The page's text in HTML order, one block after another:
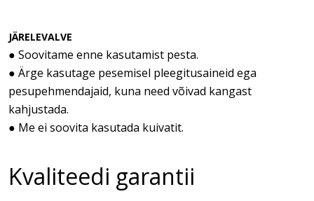
JÄRELEVALVE
● Soovitame enne kasutamist pesta.
● Ärge kasutage pesemisel pleegitusaineid ega
pesupehmendajaid, kuna need võivad kangast
kahjustada.
● Me ei soovita kasutada kuivatit.
Kvaliteedi garantii